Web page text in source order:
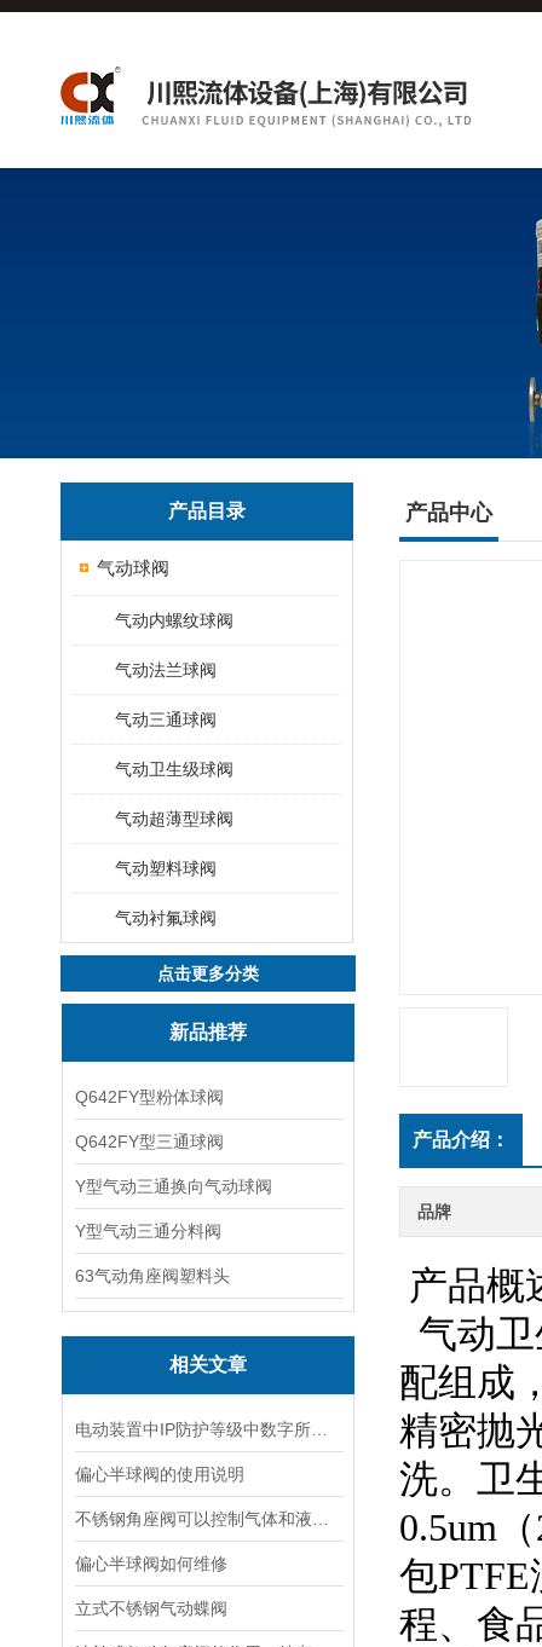
产品目录
气动球阀
气动内螺纹球阀
气动法兰球阀
气动三通球阀
气动卫生级球阀
气动超薄型球阀
气动塑料球阀
气动衬氟球阀
点击更多分类
新品推荐
Q642FY型粉体球阀
Q642FY型三通球阀
Y型气动三通换向气动球阀
Y型气动三通分料阀
63气动角座阀塑料头
相关文章
偏心半球阀的使用说明
偏心半球阀如何维修
立式不锈钢气动蝶阀
产品中心
产品介绍：
品牌
产品概
气动
配组成
精密抛
洗。卫
0.5um
包
程、食